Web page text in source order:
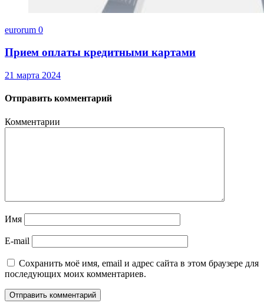
eurorum 0
Прием оплаты кредитными картами
21 марта 2024
Отправить комментарий
Комментарии
Имя
E-mail
Сохранить моё имя, email и адрес сайта в этом браузере для
последующих моих комментариев.